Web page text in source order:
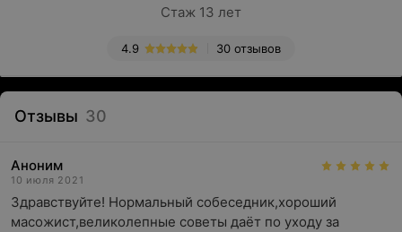
Стаж 13 лет
30 отзывов
4.9
Отзывы 30
Аноним
10 июля 2021
Здравствуйте! Нормальный собеседник,хороший
масожист,великолепные советы даёт по уходу за